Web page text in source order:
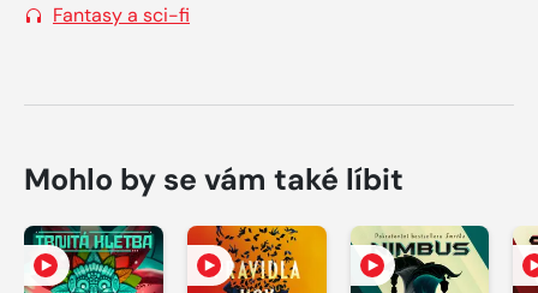
Fantasy a sci-fi
Mohlo by se vám také líbit